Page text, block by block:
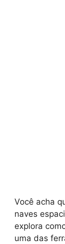
Você acha
naves
explora
uma das